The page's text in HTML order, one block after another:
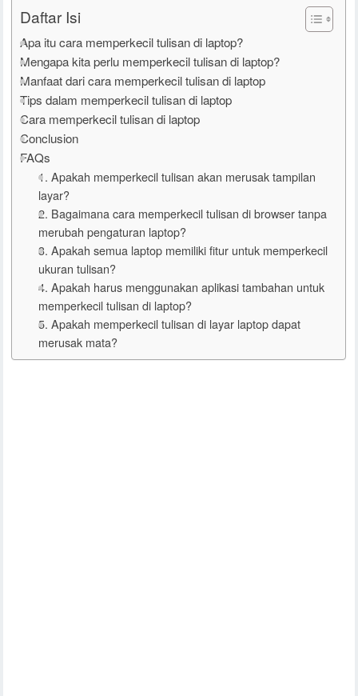
Daftar Isi
Apa itu cara memperkecil tulisan di laptop?
Mengapa kita perlu memperkecil tulisan di laptop?
Manfaat dari cara memperkecil tulisan di laptop
Tips dalam memperkecil tulisan di laptop
Cara memperkecil tulisan di laptop
Conclusion
FAQs
1. Apakah memperkecil tulisan akan merusak tampilan
layar?
2. Bagaimana cara memperkecil tulisan di browser tanpa
merubah pengaturan laptop?
3. Apakah semua laptop memiliki fitur untuk memperkecil
ukuran tulisan?
4. Apakah harus menggunakan aplikasi tambahan untuk
memperkecil tulisan di laptop?
5. Apakah memperkecil tulisan di layar laptop dapat
merusak mata?